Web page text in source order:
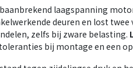
laagspanning
deuren en lost
zelfs bij zware belasting.
bij montage en een